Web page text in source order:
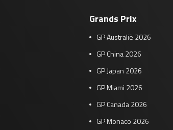
Grands Prix
GP Australië 2026
GP China 2026
GP Japan 2026
GP Miami 2026
GP Canada 2026
GP Monaco 2026